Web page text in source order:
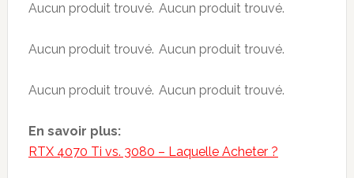
Aucun produit trouvé. Aucun produit trouvé.
Aucun produit trouvé. Aucun produit trouvé.
Aucun produit trouvé. Aucun produit trouvé.
En savoir plus:
RTX 4070 Ti vs. 3080 – Laquelle Acheter ?